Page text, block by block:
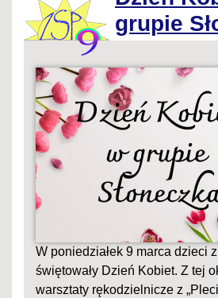
grupie
W poniedziałek 9 marca dzieci
świętowały Dzień Kobiet. Z tej
warsztaty rękodzielnicze z